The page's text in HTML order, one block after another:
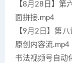
【8月28日】第
面拼接.mp4
【9月2日】第
原创内容流.mp4
书法视频号自动